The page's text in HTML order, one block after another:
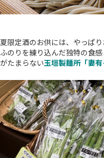
夏限定酒のお供には、やっぱ
ふのりを練り込んだ独特の食
がたまらない玉垣製麺所「妻有